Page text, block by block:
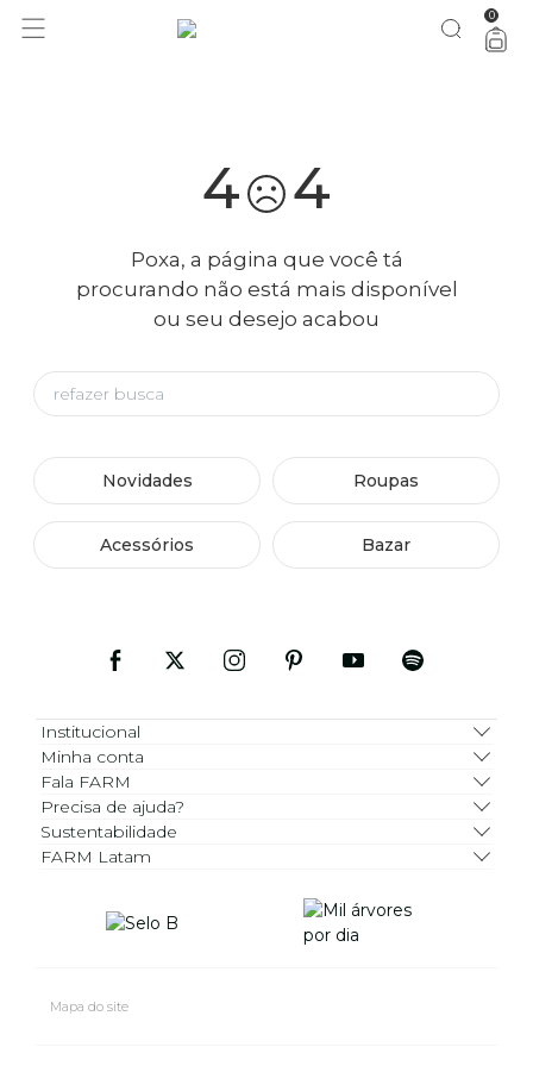
você merece 30% OFF pra comemorar com a gente aproveita! 0
4 4
Poxa, a página que você tá
procurando não está mais disponível
ou seu desejo acabou
Novidades Roupas
Acessórios Bazar
Institucional
Minha conta
Fala FARM
Precisa de ajuda?
Sustentabilidade
FARM Latam
Mapa do site